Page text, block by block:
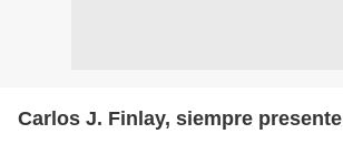
Carlos J. Finlay, siempre presente